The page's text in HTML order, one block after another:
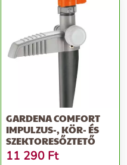
GARDENA COMFORT
IMPULZUS-, KÖR- ÉS
SZEKTORESŐZTETŐ
11 290 Ft